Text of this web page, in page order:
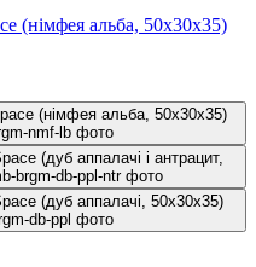
(німфея альба, 50x30x35)